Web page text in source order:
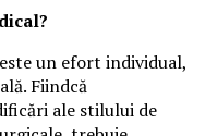
un efort individual,
Fiindcă
ale stilului de